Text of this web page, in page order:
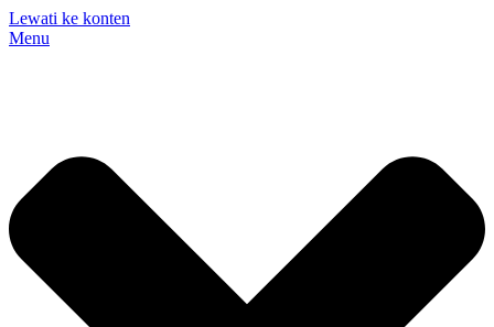
Lewati ke konten
Menu